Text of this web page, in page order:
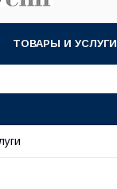
ТОВАРЫ И УСЛУГИ